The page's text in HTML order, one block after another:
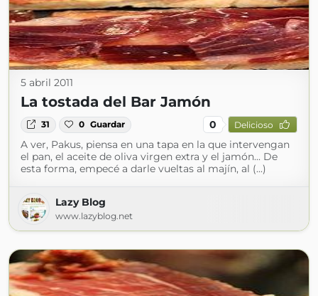
5 abril 2011
La tostada del Bar Jamón
31 0 Guardar 0 Delicioso
A ver, Pakus, piensa en una tapa en la que intervengan
el pan, el aceite de oliva virgen extra y el jamón... De
esta forma, empecé a darle vueltas al majín, al (...)
Lazy Blog
www.lazyblog.net